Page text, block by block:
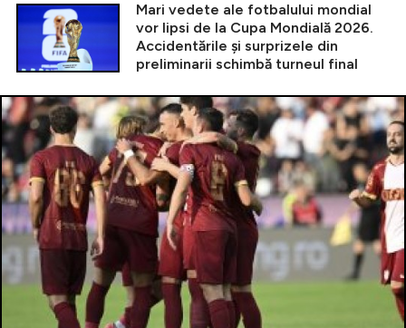
Mari vedete ale fotbalului mondial
vor lipsi de la Cupa Mondială 2026.
Accidentările și surprizele din
preliminarii schimbă turneul final